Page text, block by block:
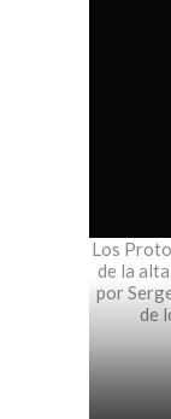
Los
de la alta
por
de